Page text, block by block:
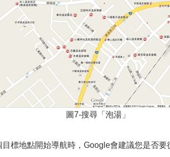
圖7-搜尋「泡湯」
標地點開始導航時，Google會建議您是否